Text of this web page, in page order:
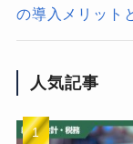
の導入メリット
人気記事